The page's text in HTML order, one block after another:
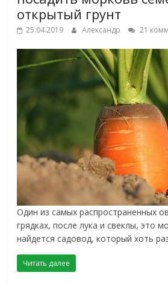
открытый грунт
25.04.2019 Александр 21
Один из самых распространенных
грядках, после лука и свеклы, это
найдется садовод, который хоть
Читать далее